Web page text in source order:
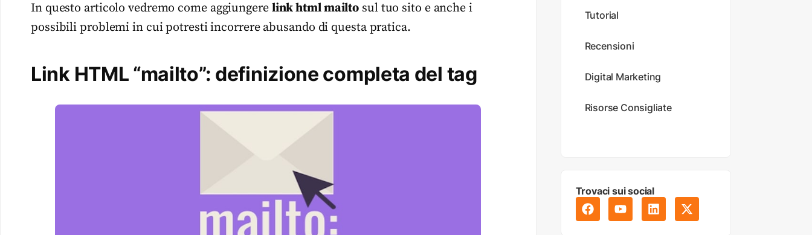
In questo articolo vedremo come aggiungere link html mailto sul tuo sito e anche i
possibili problemi in cui potresti incorrere abusando di questa pratica.
Link HTML “mailto”: definizione completa del tag
Tutorial
Recensioni
Digital Marketing
Risorse Consigliate
Trovaci sui social